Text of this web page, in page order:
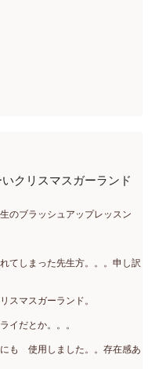
クリスマスガーランド
のブラッシュアップレッスン
てしまった先生方。。。申し訳
マスガーランド。
イだとか。。。
も 使用しました。。存在感あ